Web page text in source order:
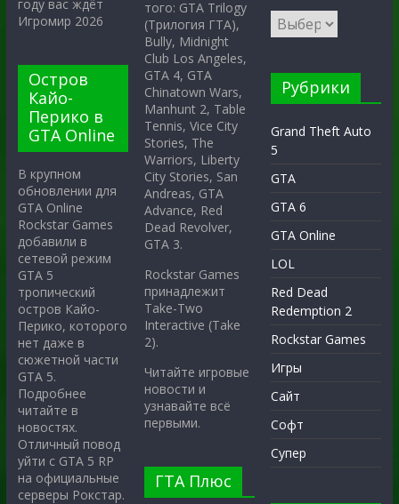
году вас ждёт
Игромир 2026
Остров
Кайо-
Перико в
GTA Online
В крупном
обновлении для
GTA Online
Rockstar Games
добавили в
сетевой режим
GTA 5
тропический
остров Кайо-
Перико, которого
нет даже в
сюжетной части
GTA 5.
Подробнее
читайте в
новостях.
Отличный повод
уйти с GTA 5 RP
на официальные
серверы Рокстар.
того: GTA Trilogy
(Трилогия ГТА),
Bully, Midnight
Club Los Angeles,
GTA 4, GTA
Chinatown Wars,
Manhunt 2, Table
Tennis, Vice City
Stories, The
Warriors, Liberty
City Stories, San
Andreas, GTA
Advance, Red
Dead Revolver,
GTA 3.
Rockstar Games
принадлежит
Take-Two
Interactive (Take
2).
Читайте игровые
новости и
узнавайте всё
первыми.
ГТА Плюс
Рубрики
Grand Theft Auto
5
GTA
GTA 6
GTA Online
LOL
Red Dead
Redemption 2
Rockstar Games
Игры
Сайт
Софт
Супер